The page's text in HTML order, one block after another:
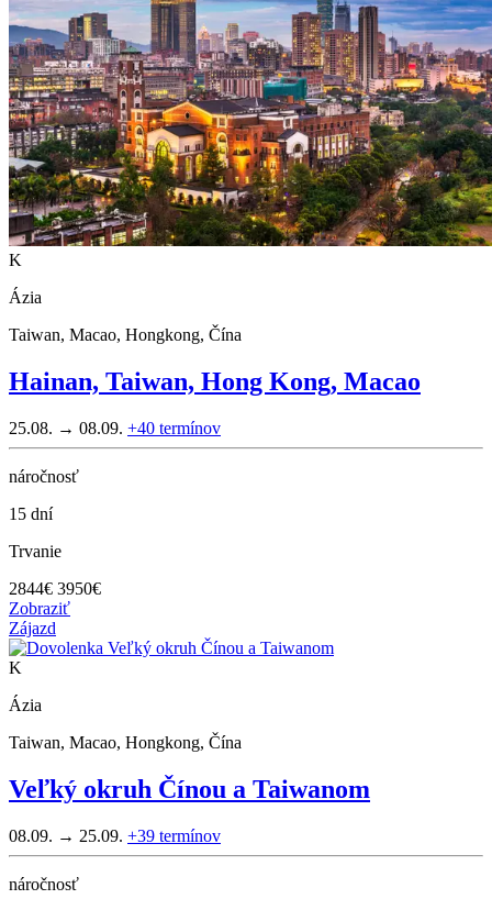
K
Ázia
Taiwan, Macao, Hongkong, Čína
Hainan, Taiwan, Hong Kong, Macao
25.08. → 08.09. +40 termínov
náročnosť
15 dní
Trvanie
2844€ 3950€
Zobraziť
Zájazd
K
Ázia
Taiwan, Macao, Hongkong, Čína
Veľký okruh Čínou a Taiwanom
08.09. → 25.09. +39 termínov
náročnosť